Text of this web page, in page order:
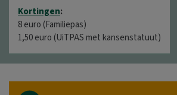
Kortingen:
8 euro (Familiepas)
1,50 euro (UiTPAS met kansenstatuut)